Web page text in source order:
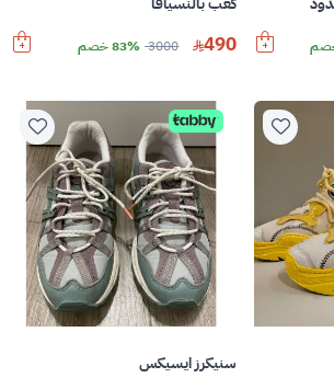
490
3000 83% خصم
سنيكرز ايسيكس